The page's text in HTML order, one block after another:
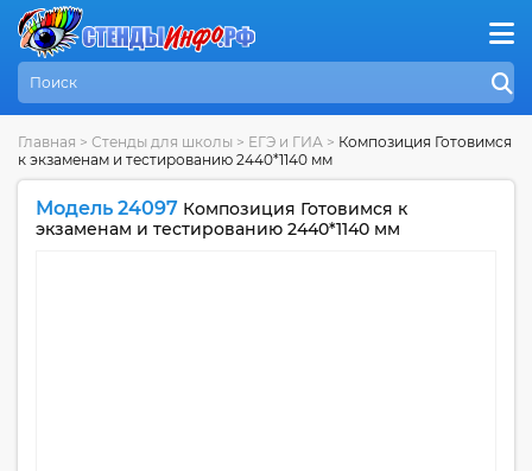
Главная > Стенды для школы > ЕГЭ и ГИА > Композиция Готовимся
к экзаменам и тестированию 2440*1140 мм
Модель 24097 Композиция Готовимся к
экзаменам и тестированию 2440*1140 мм